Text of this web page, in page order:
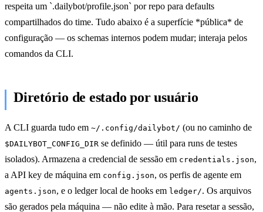
respeita um `.dailybot/profile.json` por repo para defaults
compartilhados do time. Tudo abaixo é a superfície *pública* de
configuração — os schemas internos podem mudar; interaja pelos
comandos da CLI.
Diretório de estado por usuário
A CLI guarda tudo em ~/.config/dailybot/ (ou no caminho de
$DAILYBOT_CONFIG_DIR se definido — útil para runs de testes
isolados). Armazena a credencial de sessão em credentials.json,
a API key de máquina em config.json, os perfis de agente em
agents.json, e o ledger local de hooks em ledger/. Os arquivos
são gerados pela máquina — não edite à mão. Para resetar a sessão,